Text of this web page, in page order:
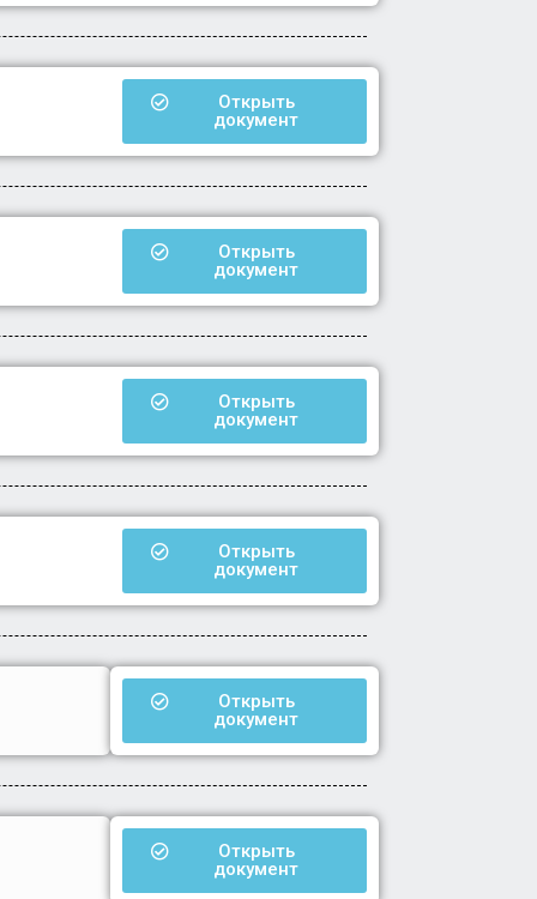
Открыть
документ
Открыть
документ
Открыть
документ
Открыть
документ
Открыть
документ
Открыть
документ